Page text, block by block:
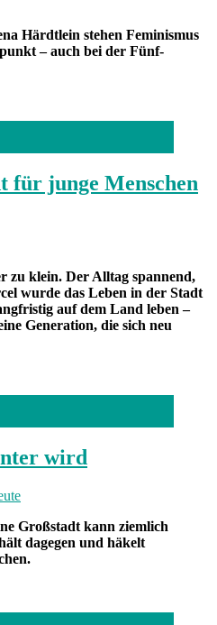
Härdtlein stehen Feminismus
– auch bei der Fünf-
für junge Menschen
zu klein. Der Alltag spannend,
wurde das Leben in der Stadt
auf dem Land leben –
Generation, die sich neu
wird
Großstadt kann ziemlich
dagegen und häkelt